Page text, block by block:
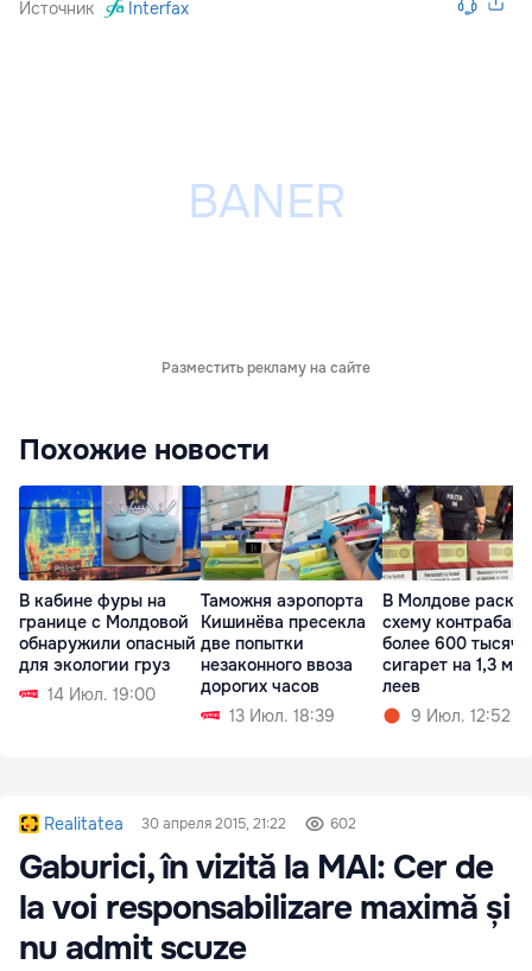
Источник Interfax
Разместить рекламу на сайте
Похожие новости
В кабине фуры на
границе с Молдовой
обнаружили опасный
для экологии груз
14 Июл. 19:00
Таможня аэропорта
Кишинёва пресекла
две попытки
незаконного ввоза
дорогих часов
13 Июл. 18:39
В Молдове
схему
более 600 тысяч
сигарет на 1,3 млн
леев
9 Июл. 12:52
Realitatea 30 апреля 2015, 21:22 602
Gaburici, în vizită la MAI: Cer de
la voi responsabilizare maximă și
nu admit scuze